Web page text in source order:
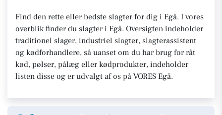
Find den rette eller bedste slagter for dig i Egå. I vores
overblik finder du slagter i Egå. Oversigten indeholder
traditionel slager, industriel slagter, slagterassistent
og kødforhandlere, så uanset om du har brug for råt
kød, pølser, pålæg eller kødprodukter, indeholder
listen disse og er udvalgt af os på VORES Egå.